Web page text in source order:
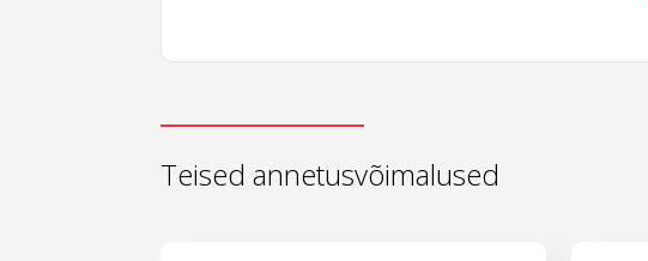
Teised annetusvõimalused